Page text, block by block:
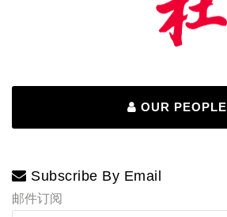
OUR PEOPLE
Subscribe By Email
邮件订阅